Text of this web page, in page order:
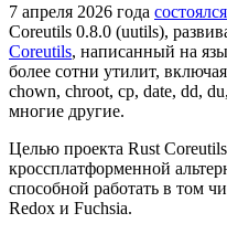
7 апреля 2026 года состоялся
Coreutils 0.8.0 (uutils),
Coreutils, написанный на
более сотни утилит,
chown, chroot, cp, date, dd,
многие другие.
Целью проекта Rust Coreutils
кроссплатформенной
способной работать в том
Redox и Fuchsia.